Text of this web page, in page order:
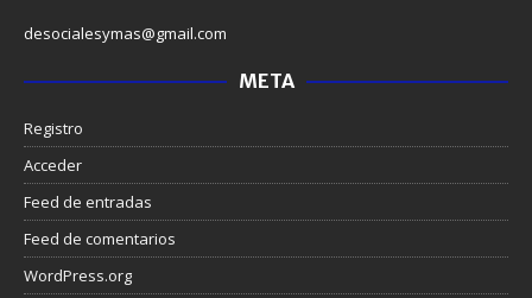
desocialesymas@gmail.com
META
Registro
Acceder
Feed de entradas
Feed de comentarios
WordPress.org